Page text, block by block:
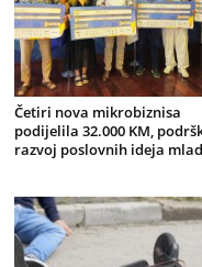
Četiri nova mikrobiznisa
podijelila 32.000 KM,
razvoj poslovnih ideja